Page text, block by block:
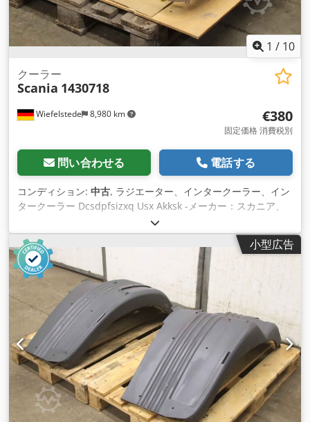
1 / 10
Wiefelstede 8,980 km
クーラー
Scania 1430718
€380
固定価格 消費税別
問い合わせる 電話する
コンディション: 中古, ラジエーター、インタークーラー、イン
タークーラー Dcsdpfsizxq Usx Akksk -メーカー：スカニア、
ラジエーターインタークーラー -注文番号: 1430718 -輸送寸
法：1010/990/H105 mm -重量：20kg
小型広告